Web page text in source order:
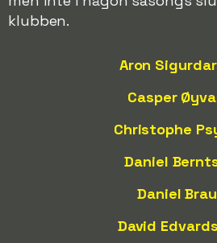
klubben.
Aron
Casper
Christophe
Daniel
Daniel
David